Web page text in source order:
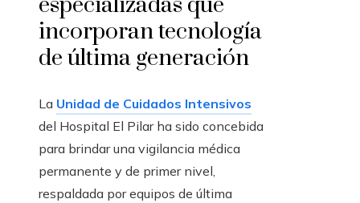
incorporan tecnología
de última generación
La Unidad de Cuidados Intensivos
del Hospital El Pilar ha sido concebida
para brindar una vigilancia médica
permanente y de primer nivel,
respaldada por equipos de última